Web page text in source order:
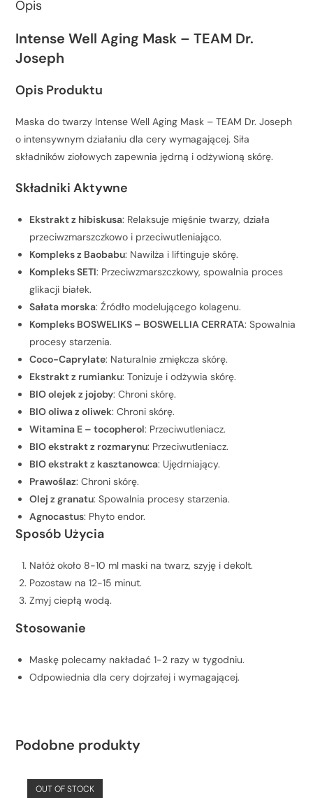
Opis
Intense Well Aging Mask – TEAM Dr.
Joseph
Opis Produktu
Maska do twarzy Intense Well Aging Mask – TEAM Dr. Joseph
o intensywnym działaniu dla cery wymagającej. Siła
składników ziołowych zapewnia jędrną i odżywioną skórę.
Składniki Aktywne
Ekstrakt z hibiskusa: Relaksuje mięśnie twarzy, działa
przeciwzmarszczkowo i przeciwutleniająco.
Kompleks z Baobabu: Nawilża i liftinguje skórę.
Kompleks SETI: Przeciwzmarszczkowy, spowalnia proces
glikacji białek.
Sałata morska: Źródło modelującego kolagenu.
Kompleks BOSWELIKS – BOSWELLIA CERRATA: Spowalnia
procesy starzenia.
Coco-Caprylate: Naturalnie zmiękcza skórę.
Ekstrakt z rumianku: Tonizuje i odżywia skórę.
BIO olejek z jojoby: Chroni skórę.
BIO oliwa z oliwek: Chroni skórę.
Witamina E – tocopherol: Przeciwutleniacz.
BIO ekstrakt z rozmarynu: Przeciwutleniacz.
BIO ekstrakt z kasztanowca: Ujędrniający.
Prawoślaz: Chroni skórę.
Olej z granatu: Spowalnia procesy starzenia.
Agnocastus: Phyto endor.
Sposób Użycia
Nałóż około 8-10 ml maski na twarz, szyję i dekolt.
Pozostaw na 12-15 minut.
Zmyj ciepłą wodą.
Stosowanie
Maskę polecamy nakładać 1-2 razy w tygodniu.
Odpowiednia dla cery dojrzałej i wymagającej.
Podobne produkty
OUT OF STOCK